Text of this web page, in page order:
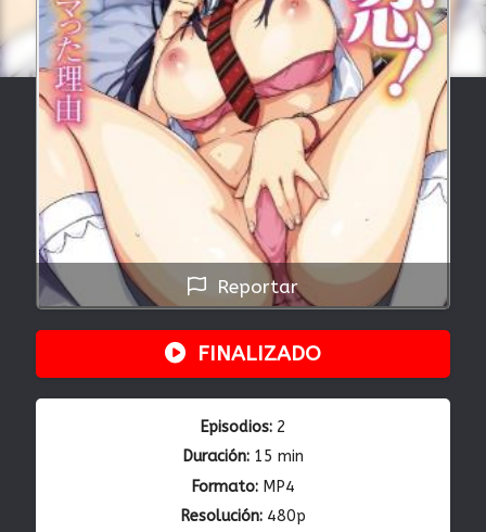
Reportar
FINALIZADO
Episodios: 2
Duración: 15 min
Formato: MP4
Resolución: 480p